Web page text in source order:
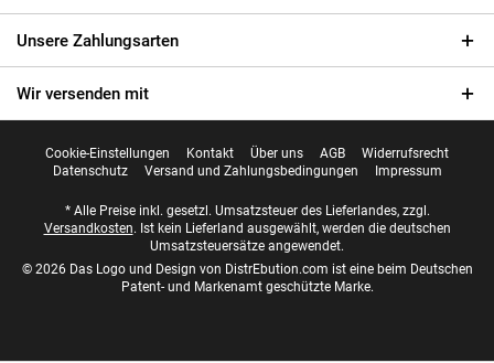
Unsere Zahlungsarten
Wir versenden mit
Cookie-Einstellungen Kontakt Über uns AGB
Widerrufsrecht
Datenschutz
Versand und Zahlungsbedingungen Impressum
* Alle Preise inkl. gesetzl. Umsatzsteuer des Lieferlandes, zzgl.
Versandkosten. Ist kein Lieferland ausgewählt, werden die deutschen
Umsatzsteuersätze angewendet.
© 2026 Das Logo und Design von DistrEbution.com ist eine beim Deutschen
Patent- und Markenamt geschützte Marke.